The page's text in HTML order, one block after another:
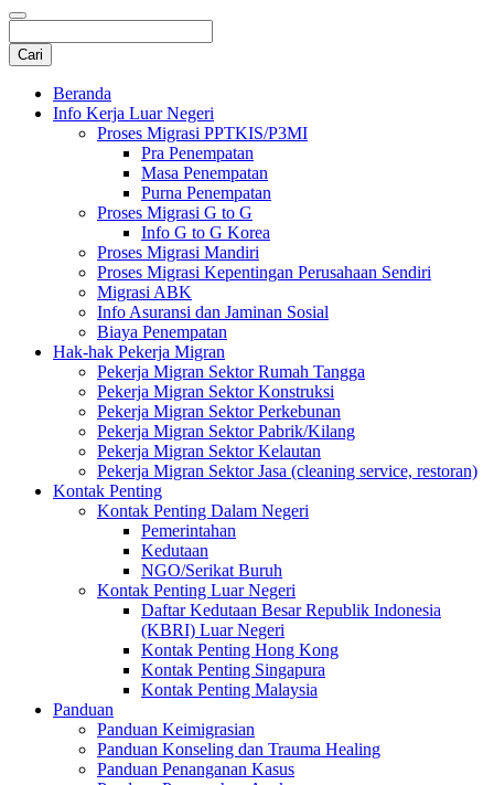
Beranda
Info Kerja Luar Negeri
Proses Migrasi PPTKIS/P3MI
Pra Penempatan
Masa Penempatan
Purna Penempatan
Proses Migrasi G to G
Info G to G Korea
Proses Migrasi Mandiri
Proses Migrasi Kepentingan Perusahaan Sendiri
Migrasi ABK
Info Asuransi dan Jaminan Sosial
Biaya Penempatan
Hak-hak Pekerja Migran
Pekerja Migran Sektor Rumah Tangga
Pekerja Migran Sektor Konstruksi
Pekerja Migran Sektor Perkebunan
Pekerja Migran Sektor Pabrik/Kilang
Pekerja Migran Sektor Kelautan
Pekerja Migran Sektor Jasa (cleaning service, restoran)
Kontak Penting
Kontak Penting Dalam Negeri
Pemerintahan
Kedutaan
NGO/Serikat Buruh
Kontak Penting Luar Negeri
Daftar Kedutaan Besar Republik Indonesia
(KBRI) Luar Negeri
Kontak Penting Hong Kong
Kontak Penting Singapura
Kontak Penting Malaysia
Panduan
Panduan Keimigrasian
Panduan Konseling dan Trauma Healing
Panduan Penanganan Kasus